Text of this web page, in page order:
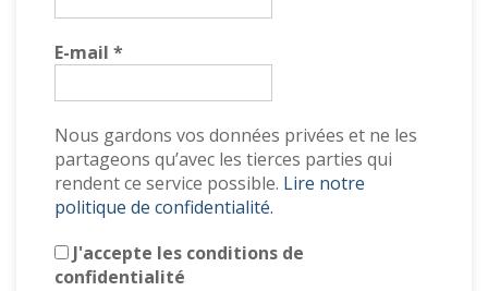
E-mail *
Nous gardons vos données privées et ne les
partageons qu’avec les tierces parties qui
rendent ce service possible. Lire notre
politique de confidentialité.
J'accepte les conditions de
confidentialité